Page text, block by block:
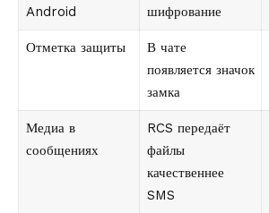
Android
шифрование
Отметка защиты
В чате
появляется значок
замка
Медиа в
сообщениях
RCS передаёт
файлы
качественнее
SMS